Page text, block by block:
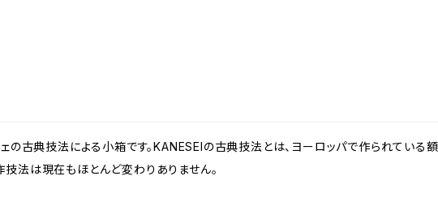
ェの古典技法による小箱です。KANESEIの古典技法とは、ヨーロッパで作られている
法は現在もほとんど変わりありません。